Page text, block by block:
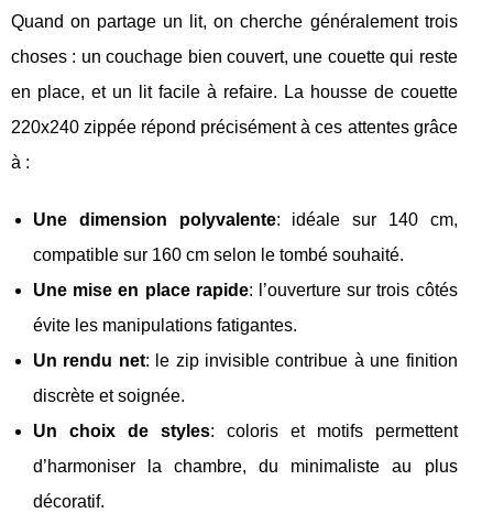
Quand on partage un lit, on cherche généralement trois
choses : un couchage bien couvert, une couette qui reste
en place, et un lit facile à refaire. La housse de couette
220x240 zippée répond précisément à ces attentes grâce
à :
Une dimension polyvalente: idéale sur 140 cm,
compatible sur 160 cm selon le tombé souhaité.
Une mise en place rapide: l’ouverture sur trois côtés
évite les manipulations fatigantes.
Un rendu net: le zip invisible contribue à une finition
discrète et soignée.
Un choix de styles: coloris et motifs permettent
d’harmoniser la chambre, du minimaliste au plus
décoratif.